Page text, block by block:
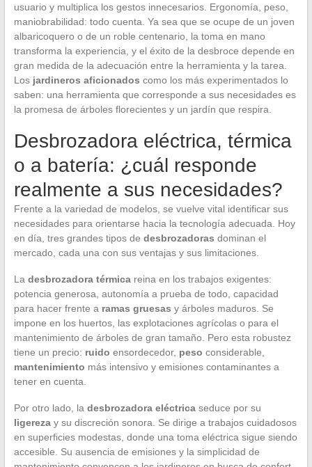
usuario y multiplica los gestos innecesarios. Ergonomía, peso,
maniobrabilidad: todo cuenta. Ya sea que se ocupe de un joven
albaricoquero o de un roble centenario, la toma en mano
transforma la experiencia, y el éxito de la desbroce depende en
gran medida de la adecuación entre la herramienta y la tarea.
Los jardineros aficionados como los más experimentados lo
saben: una herramienta que corresponde a sus necesidades es
la promesa de árboles florecientes y un jardín que respira.
Desbrozadora eléctrica, térmica
o a batería: ¿cuál responde
realmente a sus necesidades?
Frente a la variedad de modelos, se vuelve vital identificar sus
necesidades para orientarse hacia la tecnología adecuada. Hoy
en día, tres grandes tipos de desbrozadoras dominan el
mercado, cada una con sus ventajas y sus limitaciones.
La desbrozadora térmicareina en los trabajos exigentes:
potencia generosa, autonomía a prueba de todo, capacidad
para hacer frente a ramas gruesas y árboles maduros. Se
impone en los huertos, las explotaciones agrícolas o para el
mantenimiento de árboles de gran tamaño. Pero esta robustez
tiene un precio: ruido ensordecedor, peso considerable,
mantenimiento más intensivo y emisiones contaminantes a
tener en cuenta.
Por otro lado, la desbrozadora eléctricaseduce por su
ligerezay su discreción sonora. Se dirige a trabajos cuidadosos
en superficies modestas, donde una toma eléctrica sigue siendo
accesible. Su ausencia de emisiones y la simplicidad de